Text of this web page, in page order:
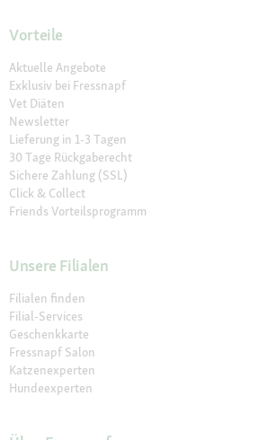
Vorteile
Aktuelle Angebote
Exklusiv bei Fressnapf
Vet Diäten
Newsletter
Lieferung in 1-3 Tagen
30 Tage Rückgaberecht
Sichere Zahlung (SSL)
Click & Collect
Friends Vorteilsprogramm
Unsere Filialen
Filialen finden
Filial-Services
Geschenkkarte
Fressnapf Salon
Katzenexperten
Hundeexperten